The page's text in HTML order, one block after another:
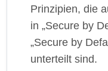
Prinzipien, die
in „Secure by
„Secure by
unterteilt sind.